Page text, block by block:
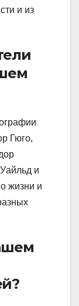
и из
Гюго,
и
жизни и